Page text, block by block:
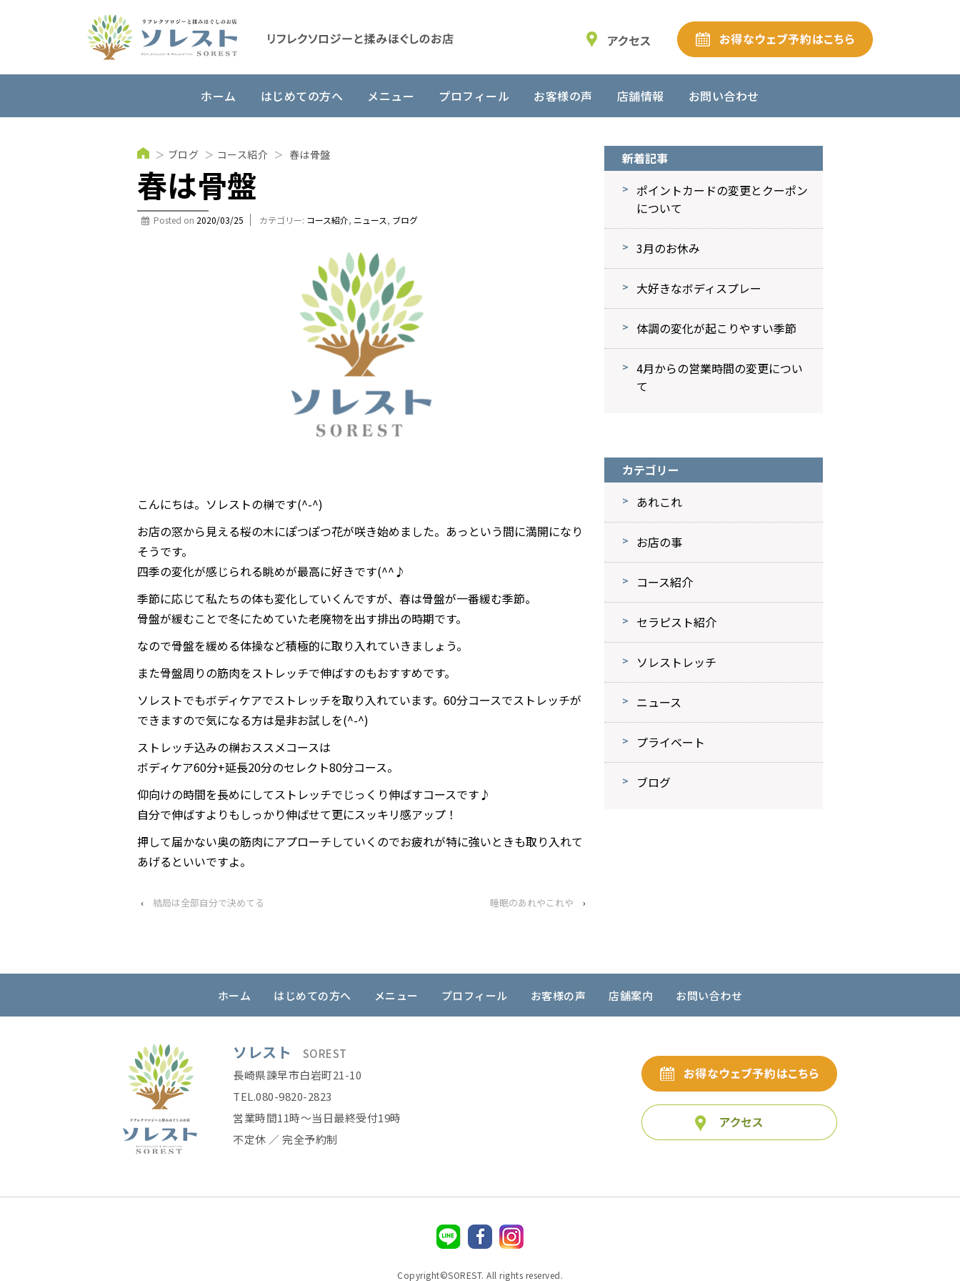
ホーム はじめての方へ メニュー プロフィール お客様の声 店舗情報 お問い合わせ
＞ ブログ ＞ コース紹介 ＞ 春は骨盤
春は骨盤
Posted on 2020/03/25 カテゴリー: コース紹介, ニュース, ブログ
こんにちは。ソレストの榊です(^-^)
お店の窓から見える桜の木にぽつぽつ花が咲き始めました。あっという間に満開になり
そうです。
四季の変化が感じられる眺めが最高に好きです(^^♪
季節に応じて私たちの体も変化していくんですが、春は骨盤が一番緩む季節。
骨盤が緩むことで冬にためていた老廃物を出す排出の時期です。
なので骨盤を緩める体操など積極的に取り入れていきましょう。
また骨盤周りの筋肉をストレッチで伸ばすのもおすすめです。
ソレストでもボディケアでストレッチを取り入れています。60分コースでストレッチが
できますので気になる方は是非お試しを(^-^)
ストレッチ込みの榊おススメコースは
ボディケア60分+延長20分のセレクト80分コース。
仰向けの時間を長めにしてストレッチでじっくり伸ばすコースです♪
自分で伸ばすよりもしっかり伸ばせて更にスッキリ感アップ！
押して届かない奥の筋肉にアプローチしていくのでお疲れが特に強いときも取り入れて
あげるといいですよ。
‹ 結局は全部自分で決めてる 睡眠のあれやこれや ›
新着記事
ポイントカードの変更とクーポン
について
3月のお休み
大好きなボディスプレー
体調の変化が起こりやすい季節
4月からの営業時間の変更につい
て
カテゴリー
あれこれ
お店の事
コース紹介
セラピスト紹介
ソレストレッチ
ニュース
プライベート
ブログ
ホーム はじめての方へ メニュー プロフィール お客様の声 店舗案内 お問い合わせ
ソレスト
SOREST
長崎県諫早市白岩町21-10
TEL.080-9820-2823
営業時間11時〜当日最終受付19時
不定休 ／ 完全予約制
Copyright©SOREST. All rights reserved.